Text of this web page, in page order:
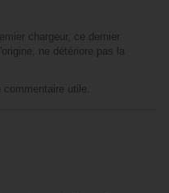
chargeur, ce dernier
ne détériore pas la
utile.